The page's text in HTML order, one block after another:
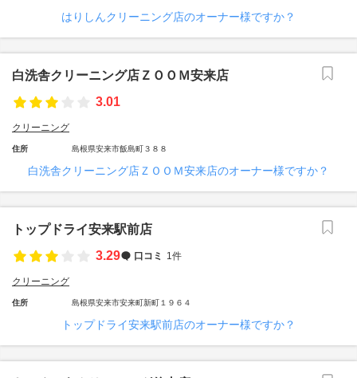
はりしんクリーニング店のオーナー様ですか？
白洗舎クリーニング店ＺＯＯＭ安来店
3.01
クリーニング
住所 島根県安来市飯島町３８８
白洗舎クリーニング店ＺＯＯＭ安来店のオーナー様ですか？
トップドライ安来駅前店
3.29
口コミ 1件
クリーニング
住所 島根県安来市安来町新町１９６４
トップドライ安来駅前店のオーナー様ですか？